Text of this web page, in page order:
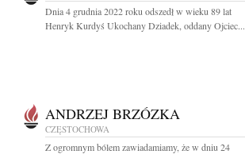
Dnia 4 grudnia 2022 roku odszedł w wieku 89 lat
Henryk Kurdyś Ukochany Dziadek, oddany Ojciec...
ANDRZEJ BRZÓZKA
CZĘSTOCHOWA
Z ogromnym bólem zawiadamiamy, że w dniu 24